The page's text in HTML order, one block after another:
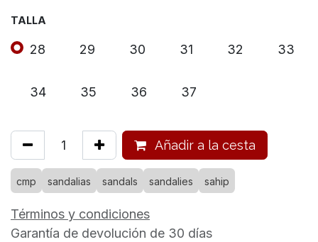
TALLA
28 29 30 31 32 33
34 35 36 37
Añadir a la cesta
cmp sandalias sandals sandalies sahip
Términos y condiciones
Garantía de devolución de 30 días